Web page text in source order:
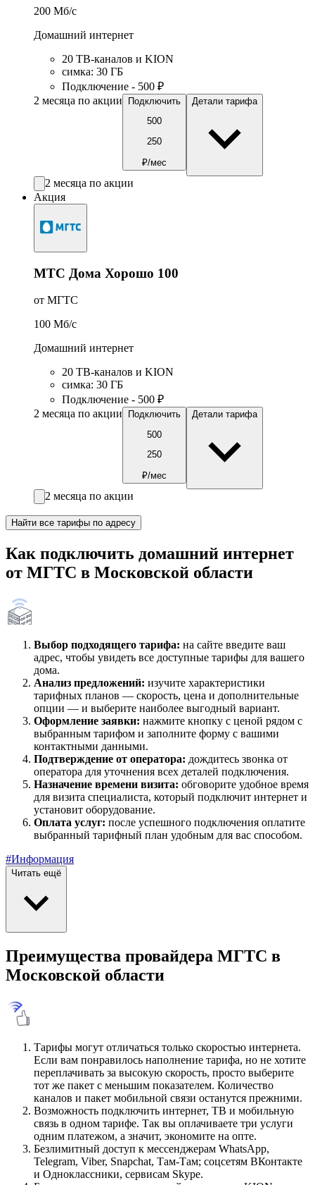
200 Мб/c
Домашний интернет
20 ТВ-каналов и KION
симка: 30 ГБ
Подключение - 500 ₽
2 месяца по акции
Подключить
500
250
₽/мес
Детали тарифа
2 месяца по акции
Акция
МТС Дома Хорошо 100
от МГТС
100 Мб/c
Домашний интернет
20 ТВ-каналов и KION
симка: 30 ГБ
Подключение - 500 ₽
2 месяца по акции
Подключить
500
250
₽/мес
Детали тарифа
2 месяца по акции
Найти все тарифы по адресу
Как подключить домашний интернет
от МГТС в Московской области
Выбор подходящего тарифа: на сайте введите ваш
адрес, чтобы увидеть все доступные тарифы для вашего
дома.
Анализ предложений: изучите характеристики
тарифных планов — скорость, цена и дополнительные
опции — и выберите наиболее выгодный вариант.
Оформление заявки: нажмите кнопку с ценой рядом с
выбранным тарифом и заполните форму с вашими
контактными данными.
Подтверждение от оператора: дождитесь звонка от
оператора для уточнения всех деталей подключения.
Назначение времени визита: обговорите удобное время
для визита специалиста, который подключит интернет и
установит оборудование.
Оплата услуг: после успешного подключения оплатите
выбранный тарифный план удобным для вас способом.
#Информация
Читать ещё
Преимущества провайдера МГТС в
Московской области
Тарифы могут отличаться только скоростью интернета.
Если вам понравилось наполнение тарифа, но не хотите
переплачивать за высокую скорость, просто выберите
тот же пакет с меньшим показателем. Количество
каналов и пакет мобильной связи останутся прежними.
Возможность подключить интернет, ТВ и мобильную
связь в одном тарифе. Так вы оплачиваете три услуги
одним платежом, а значит, экономите на опте.
Безлимитный доступ к мессенджерам WhatsApp,
Telegram, Viber, Snapchat, Там-Там; соцсетям ВКонтакте
и Одноклассники, сервисам Skype.